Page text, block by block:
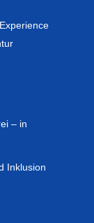
– in
Inklusion